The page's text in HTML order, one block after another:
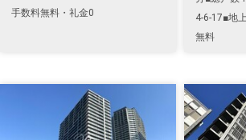
手数料無料・礼金0
4-6-17■地
無料